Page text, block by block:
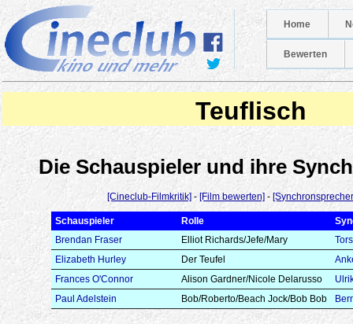
Home
Bewerten
Teuflisch
Die Schauspieler und ihre
[Cineclub-Filmkritik] - [Film bewerten] -
Schauspieler Rolle
Brendan Fraser
Elliot Richards/Jefe/Mary
Elizabeth Hurley
Der Teufel
Frances O'Connor
Alison Gardner/Nicole Delarusso
Paul Adelstein
Bob/Roberto/Beach Jock/Bob Bob